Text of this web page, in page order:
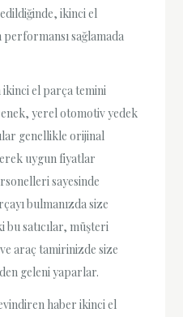
ikinci el
sağlamada
el parça temini
yerel otomotiv yedek
genellikle orijinal
uygun fiyatlar
sayesinde
bulmanızda size
bu satıcılar, müşteri
araç tamirinizde size
geleni yaparlar.
haber ikinci el